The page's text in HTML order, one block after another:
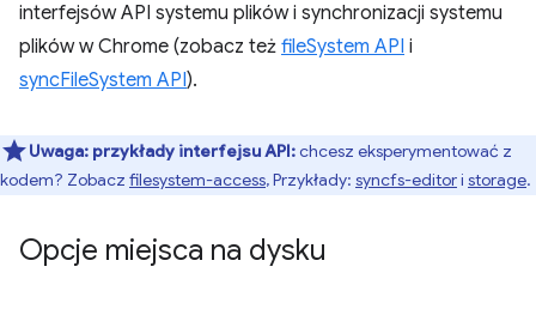
interfejsów API systemu plików i synchronizacji systemu
plików w Chrome (zobacz też fileSystem API i
syncFileSystem API).
Uwaga: przykłady interfejsu API:chcesz eksperymentować z
kodem? Zobacz filesystem-access, Przykłady: syncfs-editori storage.
Opcje miejsca na dysku